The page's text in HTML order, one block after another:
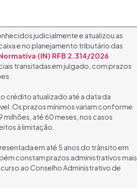
judicialmente e atualizou as
e no planejamento tributário das
(IN) RFB 2.314/2026
transitadas em julgado, com prazos
crédito atualizado até a data da
Os prazos mínimos variam conforme
milhões, até 60 meses, nos casos
à limitação.
em até 5 anos do trânsito em
constam prazos administrativos mais
ao Conselho Administrativo de